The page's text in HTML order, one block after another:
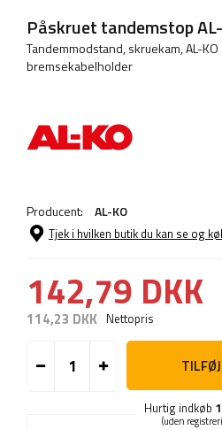
Påskruet tandemstop
Tandemmodstand, skruekam, AL-
bremsekabelholder
Producent: AL-KO
Tjek i hvilken butik du kan se og
142,79 DKK
114,23 DKK Nettopris
Hurtig indkøb
(uden